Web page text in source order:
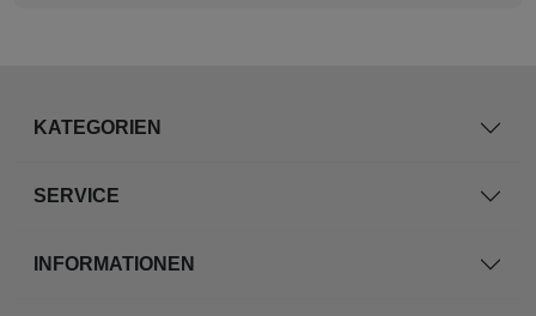
KATEGORIEN
SERVICE
INFORMATIONEN